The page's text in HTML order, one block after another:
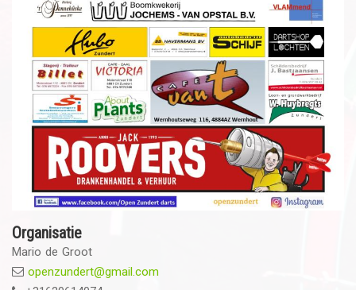
Organisatie
Mario de Groot
openzundert@gmail.com